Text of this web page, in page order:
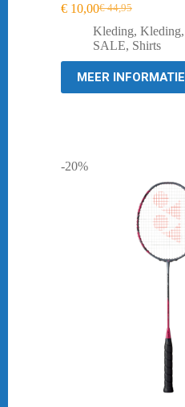
€44,95
Oorspronkelijke
prijs
was:
€ 10,00Huidige
prijs
is:
Kleding, Kleding,
SALE, Shirts
MEER INFORMATIE
-20%